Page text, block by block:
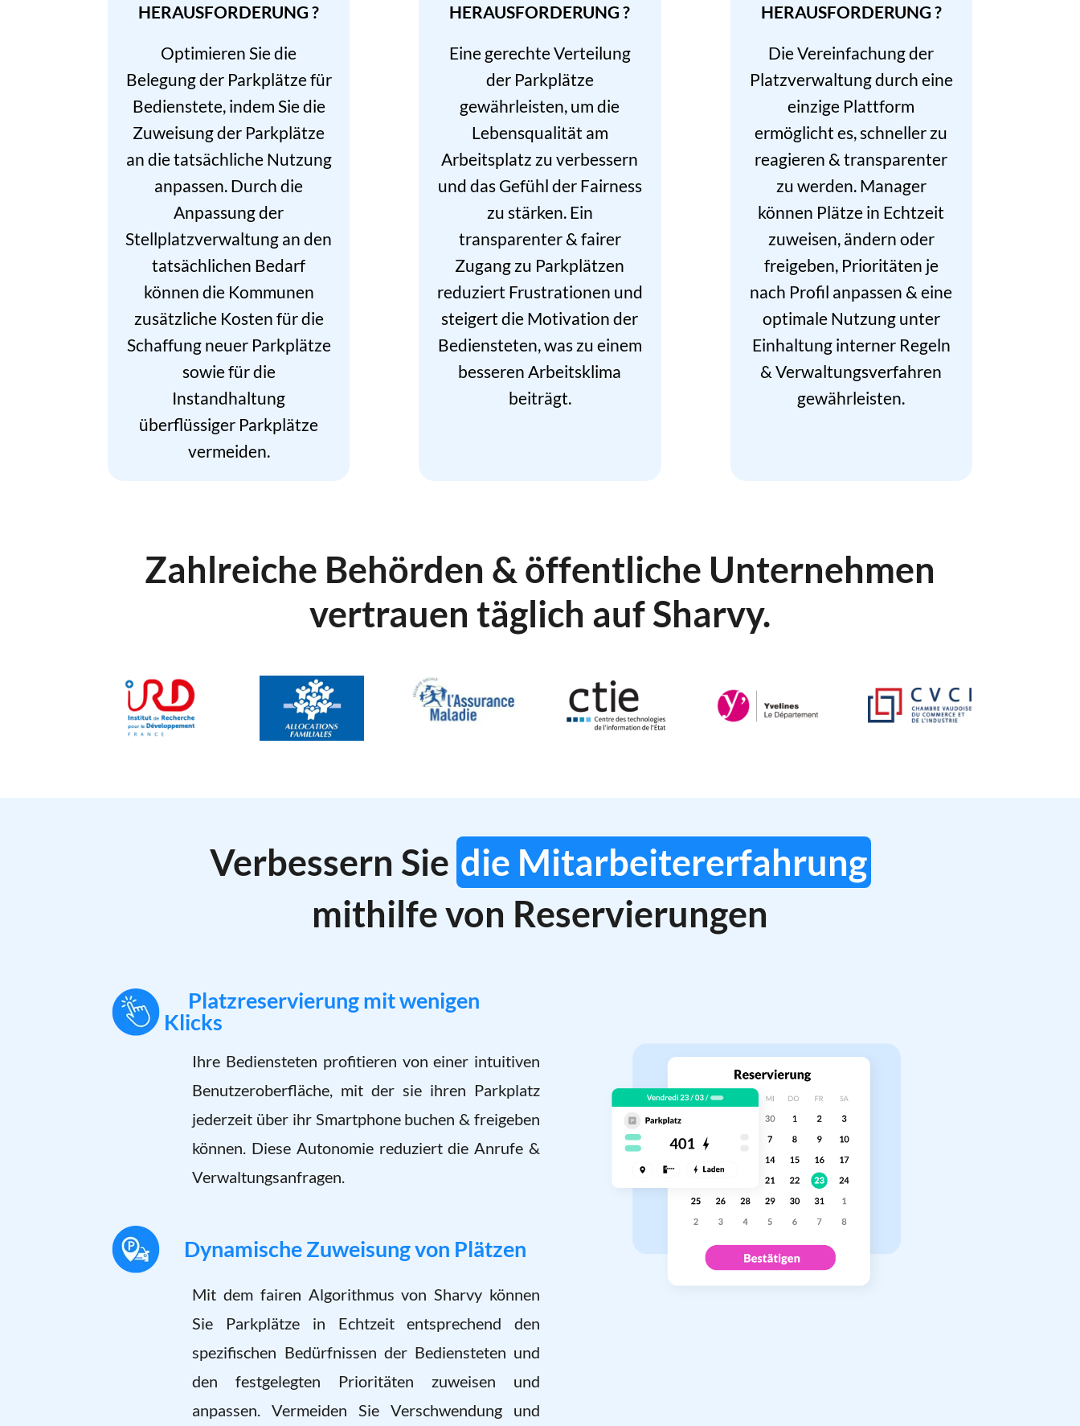
HERAUSFORDERUNG ?
Optimieren Sie die
Belegung der Parkplätze für
Bedienstete, indem Sie die
Zuweisung der Parkplätze
an die tatsächliche Nutzung
anpassen. Durch die
Anpassung der
Stellplatzverwaltung an den
tatsächlichen Bedarf
können die Kommunen
zusätzliche Kosten für die
Schaffung neuer Parkplätze
sowie für die
Instandhaltung
überflüssiger Parkplätze
vermeiden.
HERAUSFORDERUNG ?
Eine gerechte Verteilung
der Parkplätze
gewährleisten, um die
Lebensqualität am
Arbeitsplatz zu verbessern
und das Gefühl der Fairness
zu stärken. Ein
transparenter & fairer
Zugang zu Parkplätzen
reduziert Frustrationen und
steigert die Motivation der
Bediensteten, was zu einem
besseren Arbeitsklima
beiträgt.
HERAUSFORDERUNG ?
Die Vereinfachung der
Platzverwaltung durch eine
einzige Plattform
ermöglicht es, schneller zu
reagieren & transparenter
zu werden. Manager
können Plätze in Echtzeit
zuweisen, ändern oder
freigeben, Prioritäten je
nach Profil anpassen & eine
optimale Nutzung unter
Einhaltung interner Regeln
& Verwaltungsverfahren
gewährleisten.
Zahlreiche Behörden & öffentliche Unternehmen
vertrauen täglich auf Sharvy.
Verbessern Sie die Mitarbeitererfahrung
mithilfe von Reservierungen
Platzreservierung mit wenigen
Klicks
Ihre Bediensteten profitieren von einer intuitiven
Benutzeroberfläche, mit der sie ihren Parkplatz
jederzeit über ihr Smartphone buchen & freigeben
können. Diese Autonomie reduziert die Anrufe &
Verwaltungsanfragen.
Dynamische Zuweisung von Plätzen
Mit dem fairen Algorithmus von Sharvy können
Sie Parkplätze in Echtzeit entsprechend den
spezifischen Bedürfnissen der Bediensteten und
den festgelegten Prioritäten zuweisen und
anpassen. Vermeiden Sie Verschwendung und